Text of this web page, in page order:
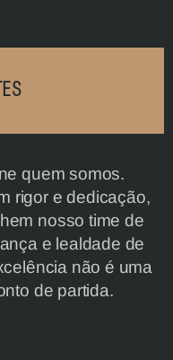
quem somos.
rigor e dedicação,
nosso time de
e lealdade de
não é uma
de partida.